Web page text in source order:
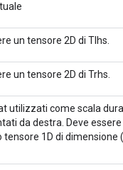
un tensore 2D di Tlhs.
un tensore 2D di Trhs.
utilizzati come scala
da destra. Deve
tensore 1D di